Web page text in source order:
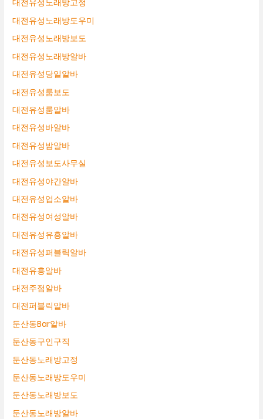
대전유성노래방고정
대전유성노래방도우미
대전유성노래방보도
대전유성노래방알바
대전유성당일알바
대전유성룸보도
대전유성룸알바
대전유성바알바
대전유성밤알바
대전유성보도사무실
대전유성야간알바
대전유성업소알바
대전유성여성알바
대전유성유흥알바
대전유성퍼블릭알바
대전유흥알바
대전주점알바
대전퍼블릭알바
둔산동Bar알바
둔산동구인구직
둔산동노래방고정
둔산동노래방도우미
둔산동노래방보도
둔산동노래방알바